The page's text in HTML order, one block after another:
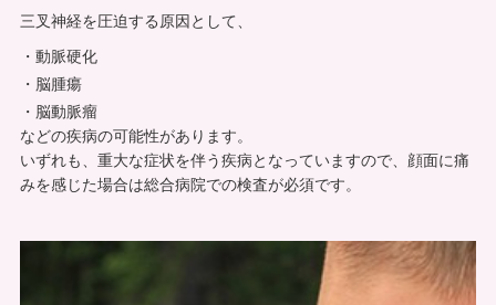
三叉神経を圧迫する原因として、
動脈硬化
脳腫瘍
脳動脈瘤
などの疾病の可能性があります。
いずれも、重大な症状を伴う疾病となっていますので、顔面に痛
みを感じた場合は総合病院での検査が必須です。